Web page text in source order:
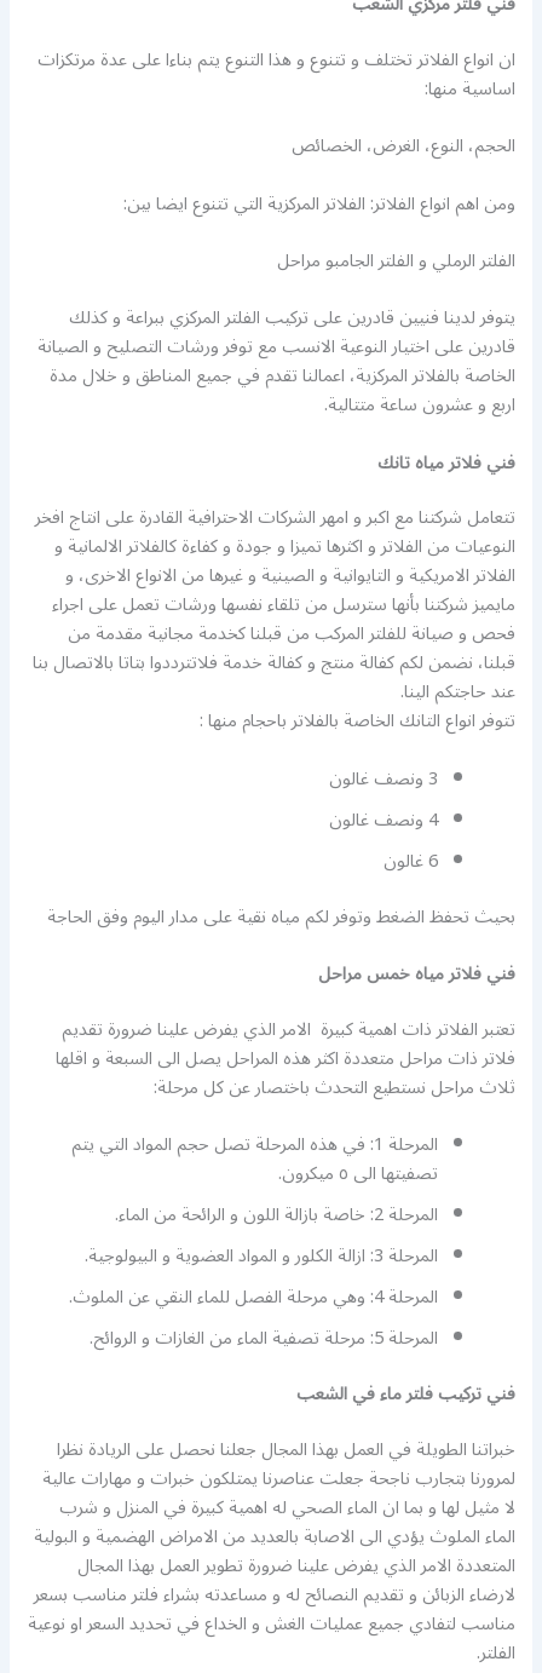
ان انواع الفلاتر تختلف و تتنوع و هذا التنوع يتم بناءا على عدة مرتكزات
اساسية منها:
الحجم، النوع، الغرض، الخصائص
ومن اهم انواع الفلاتر: الفلاتر المركزية التي تتنوع ايضا بين:
الفلتر الرملي و الفلتر الجامبو مراحل
يتوفر لدينا فنيين قادرين على تركيب الفلتر المركزي ببراعة و كذلك
قادرين على اختيار النوعية الانسب مع توفر ورشات التصليح و الصيانة
الخاصة بالفلاتر المركزية، اعمالنا تقدم في جميع المناطق و خلال مدة
اربع و عشرون ساعة متتالية.
فني فلاتر مياه تانك
تتعامل شركتنا مع اكبر و امهر الشركات الاحترافية القادرة على انتاج افخر
النوعيات من الفلاتر و اكثرها تميزا و جودة و كفاءة كالفلاتر الالمانية و
الفلاتر الامريكية و التايوانية و الصينية و غيرها من الانواع الاخرى، و
مايميز شركتنا بأنها سترسل من تلقاء نفسها ورشات تعمل على اجراء
فحص و صيانة للفلتر المركب من قبلنا كخدمة مجانية مقدمة من
قبلنا، نضمن لكم كفالة منتج و كفالة خدمة فلاتترددوا بتاتا بالاتصال بنا
عند حاجتكم الينا.
تتوفر انواع التانك الخاصة بالفلاتر باحجام منها :
3 ونصف غالون
4 ونصف غالون
6 غالون
بحيث تحفظ الضغط وتوفر لكم مياه نقية على مدار اليوم وفق الحاجة
فني فلاتر مياه خمس مراحل
تعتبر الفلاتر ذات اهمية كبيرة الامر الذي يفرض علينا ضرورة تقديم
فلاتر ذات مراحل متعددة اكثر هذه المراحل يصل الى السبعة و اقلها
ثلاث مراحل نستطيع التحدث باختصار عن كل مرحلة:
المرحلة 1: في هذه المرحلة تصل حجم المواد التي يتم
تصفيتها الى ٥ ميكرون.
المرحلة 2: خاصة بازالة اللون و الرائحة من الماء.
المرحلة 3: ازالة الكلور و المواد العضوية و البيولوجية.
المرحلة 4: وهي مرحلة الفصل للماء النقي عن الملوث.
المرحلة 5: مرحلة تصفية الماء من الغازات و الروائح.
فني تركيب فلتر ماء في الشعب
خبراتنا الطويلة في العمل بهذا المجال جعلنا نحصل على الريادة نظرا
لمرورنا بتجارب ناجحة جعلت عناصرنا يمتلكون خبرات و مهارات عالية
لا مثيل لها و بما ان الماء الصحي له اهمية كبيرة في المنزل و شرب
الماء الملوث يؤدي الى الاصابة بالعديد من الامراض الهضمية و البولية
المتعددة الامر الذي يفرض علينا ضرورة تطوير العمل بهذا المجال
لارضاء الزبائن و تقديم النصائح له و مساعدته بشراء فلتر مناسب بسعر
مناسب لتفادي جميع عمليات الغش و الخداع في تحديد السعر او نوعية
الفلتر.